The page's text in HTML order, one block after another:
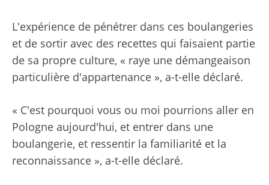
L'expérience de pénétrer dans ces boulangeries
et de sortir avec des recettes qui faisaient partie
de sa propre culture, « raye une démangeaison
particulière d'appartenance », a-t-elle déclaré.
« C'est pourquoi vous ou moi pourrions aller en
Pologne aujourd'hui, et entrer dans une
boulangerie, et ressentir la familiarité et la
reconnaissance », a-t-elle déclaré.